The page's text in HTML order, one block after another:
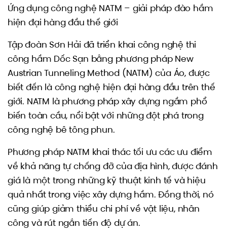
Ứng dụng công nghệ NATM – giải pháp đào hầm
hiện đại hàng đầu thế giới
Tập đoàn Sơn Hải đã triển khai công nghệ thi
công hầm Dốc Sạn bằng phương pháp New
Austrian Tunneling Method (NATM) của Áo, được
biết đến là công nghệ hiện đại hàng đầu trên thế
giới. NATM là phương pháp xây dựng ngầm phổ
biến toàn cầu, nổi bật với những đột phá trong
công nghệ bê tông phun.
Phương pháp NATM khai thác tối ưu các ưu điểm
về khả năng tự chống đỡ của địa hình, được đánh
giá là một trong những kỹ thuật kinh tế và hiệu
quả nhất trong việc xây dựng hầm. Đồng thời, nó
cũng giúp giảm thiểu chi phí về vật liệu, nhân
công và rút ngắn tiến độ dự án.